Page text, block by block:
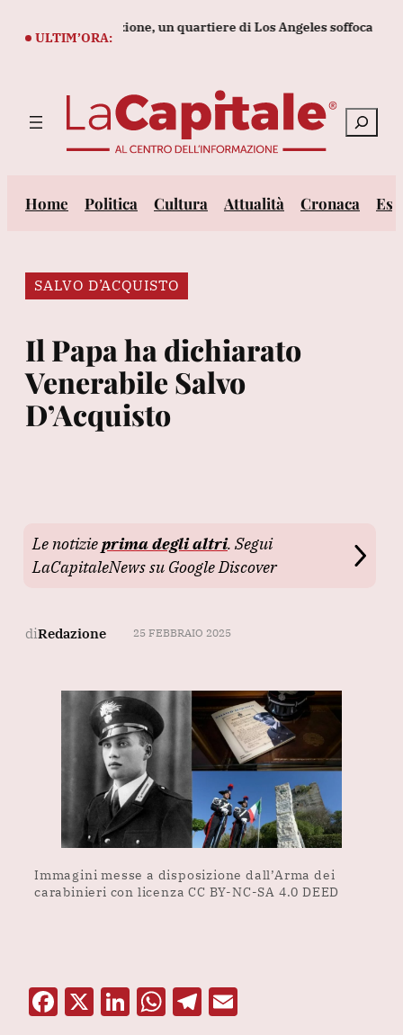
ULTIM’ORA:
in decomposizione, un quartiere di Los Angeles soffoca
Cerca
Home Politica Cultura Attualità Cronaca
SALVO D’ACQUISTO
Il Papa ha dichiarato
Venerabile Salvo
D’Acquisto
Le notizieprima degli altri. Segui
LaCapitaleNews su Google Discover
diRedazione 25 FEBBRAIO 2025
Immagini messe a disposizione dall’Arma dei
carabinieri con licenza CC BY-NC-SA 4.0 DEED
F X Li W T